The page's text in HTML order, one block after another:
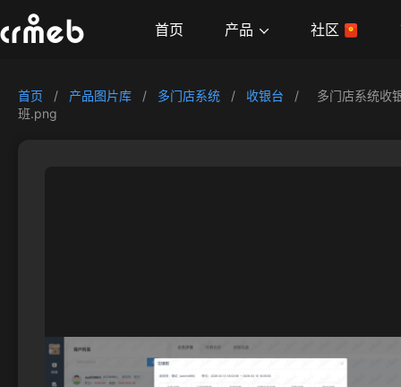
首页 产品 社区
首页 / 产品图片库 / 多门店系统 / 收银台 /
多门店系统收
班.png